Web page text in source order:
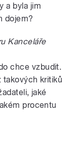
a byla jim
dojem?
Kanceláře
chce vzbudit.
takových kritiků
jaké
procentu